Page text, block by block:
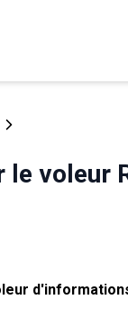
voleur